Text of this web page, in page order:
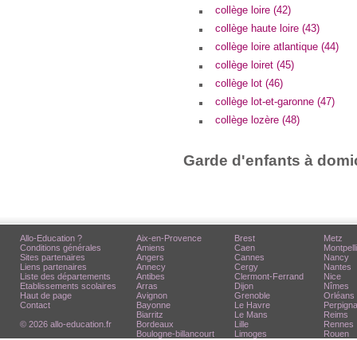
collège loire (42)
collège haute loire (43)
collège loire atlantique (44)
collège loiret (45)
collège lot (46)
collège lot-et-garonne (47)
collège lozère (48)
Garde d'enfants à
Allo-Education ?
Conditions générales
Sites partenaires
Liens partenaires
Liste des départements
Etablissements scolaires
Haut de page
Contact
© 2026 allo-education.fr
Aix-en-Provence
Amiens
Angers
Annecy
Antibes
Arras
Avignon
Bayonne
Biarritz
Bordeaux
Boulogne-billancourt
Brest
Caen
Cannes
Cergy
Clermont-Ferrand
Dijon
Grenoble
Le Havre
Le Mans
Lille
Limoges
Metz
Nancy
Nantes
Nice
Nîmes
Orléans
Reims
Rennes
Rouen